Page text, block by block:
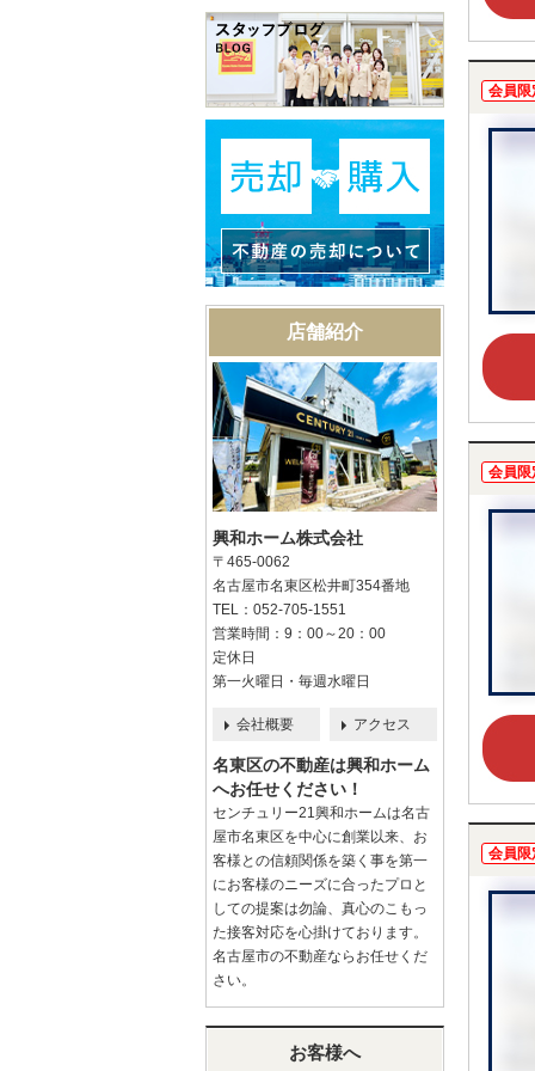
会員限
会員限
会員限
店舗紹介
興和ホーム株式会社
〒465-0062
名古屋市名東区松井町354番地
TEL：052-705-1551
営業時間：9：00～20：00
定休日
第一火曜日・毎週水曜日
会社概要 アクセス
名東区の不動産は興和ホーム
へお任せください！
センチュリー21興和ホームは名古
屋市名東区を中心に創業以来、お
客様との信頼関係を築く事を第一
にお客様のニーズに合ったプロと
しての提案は勿論、真心のこもっ
た接客対応を心掛けております。
名古屋市の不動産ならお任せくだ
さい。
お客様へ